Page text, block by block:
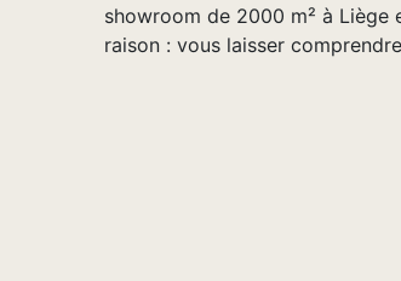
showroom de 2000 m² à Liège
raison : vous laisser